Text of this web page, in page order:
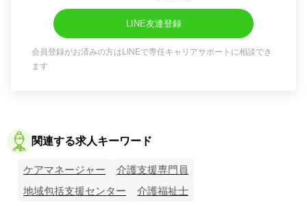
LINE友達登録
会員登録がお済みの方はLINEで専任キャリアサポートに相談でき
ます
関連する求人キーワード
ケアマネージャー
介護支援専門員
地域包括支援センター
介護福祉士